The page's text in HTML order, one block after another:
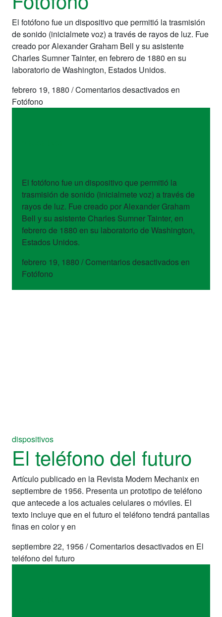
El fotófono fue un dispositivo que permitió la trasmisión
de sonido (inicialmete voz) a través de rayos de luz. Fue
creado por Alexander Graham Bell y su asistente
Charles Sumner Tainter, en febrero de 1880 en su
laboratorio de Washington, Estados Unidos.
febrero 19, 1880 /Comentarios desactivadosen
Fotófono
El fotófono fue un dispositivo que permitió la
trasmisión de sonido (inicialmete voz) a través de
rayos de luz. Fue creado por Alexander Graham
Bell y su asistente Charles Sumner Tainter, en
febrero de 1880 en su laboratorio de Washington,
Estados Unidos.
febrero 19, 1880 / Comentarios desactivadosen
Fotófono
dispositivos
El teléfono del futuro
Artículo publicado en la Revista Modern Mechanix en
septiembre de 1956. Presenta un prototipo de teléfono
que antecede a los actuales celulares o móviles. El
texto incluye que en el futuro el teléfono tendrá pantallas
finas en color y en
septiembre 22, 1956/Comentarios desactivadosen El
teléfono del futuro